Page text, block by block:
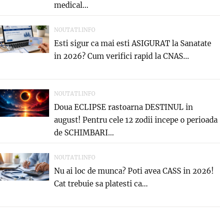
medical...
NOUTATI.INFO
Esti sigur ca mai esti ASIGURAT la Sanatate
in 2026? Cum verifici rapid la CNAS...
NOUTATI.INFO
Doua ECLIPSE rastoarna DESTINUL in
august! Pentru cele 12 zodii incepe o perioada
de SCHIMBARI...
NOUTATI.INFO
Nu ai loc de munca? Poti avea CASS in 2026!
Cat trebuie sa platesti ca...